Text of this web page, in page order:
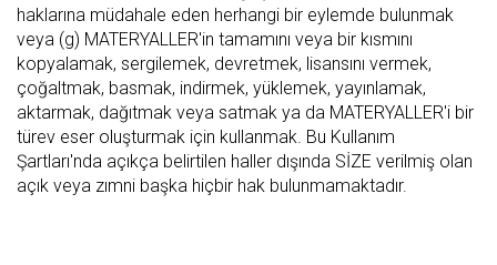
haklarına müdahale eden herhangi bir eylemde bulunmak
veya (g) MATERYALLER'in tamamını veya bir kısmını
kopyalamak, sergilemek, devretmek, lisansını vermek,
çoğaltmak, basmak, indirmek, yüklemek, yayınlamak,
aktarmak, dağıtmak veya satmak ya da MATERYALLER'i bir
türev eser oluşturmak için kullanmak. Bu Kullanım
Şartları'nda açıkça belirtilen haller dışında SİZE verilmiş olan
açık veya zımni başka hiçbir hak bulunmamaktadır.